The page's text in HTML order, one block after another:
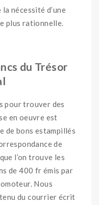
nécessité d’une
plus rationnelle.
du Trésor
pour trouver des
en oeuvre est
de bons estampillés
de
l’on trouve les
de 400 fr émis par
Nous
du courrier écrit